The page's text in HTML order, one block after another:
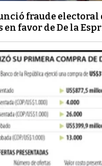
fraude electoral
en favor de De la